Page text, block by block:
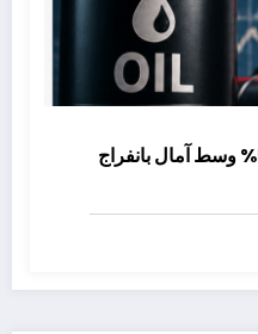
تراجع أسعار النفط بأكثر من 5% وسط آمال بانفراج